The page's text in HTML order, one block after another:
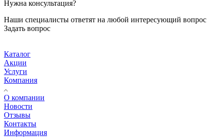
Нужна консультация?
Наши специалисты ответят на любой интересующий вопрос
Задать вопрос
Каталог
Акции
Услуги
Компания
О компании
Новости
Отзывы
Контакты
Информация